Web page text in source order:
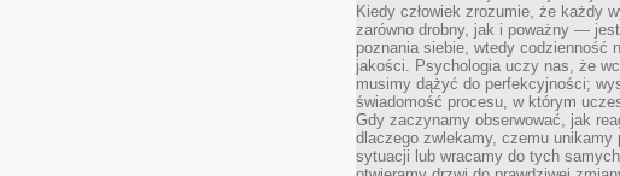
Kiedy człowiek zrozumie, że każdy
zarówno drobny, jak i poważny —
poznania siebie, wtedy codzienność
jakości. Psychologia uczy nas, że
musimy dążyć do perfekcyjności;
świadomość procesu, w którym
Gdy zaczynamy obserwować, jak
dlaczego zwlekamy, czemu unikamy
sytuacji lub wracamy do tych